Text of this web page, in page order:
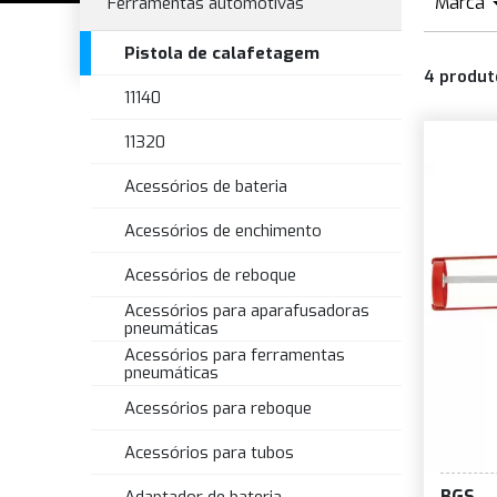
Pistola de calafetagem
11140
11320
Acessórios de bateria
Acessórios de enchimento
Acessórios de reboque
Acessórios para aparafusadoras
pneumáticas
Acessórios para ferramentas
pneumáticas
Acessórios para reboque
Acessórios para tubos
4